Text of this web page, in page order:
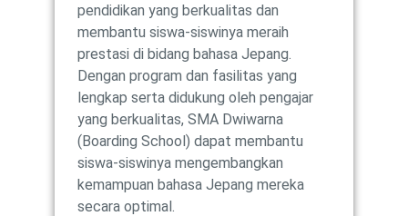
pendidikan yang berkualitas dan
membantu siswa-siswinya meraih
prestasi di bidang bahasa Jepang.
Dengan program dan fasilitas yang
lengkap serta didukung oleh pengajar
yang berkualitas, SMA Dwiwarna
(Boarding School) dapat membantu
siswa-siswinya mengembangkan
kemampuan bahasa Jepang mereka
secara optimal.